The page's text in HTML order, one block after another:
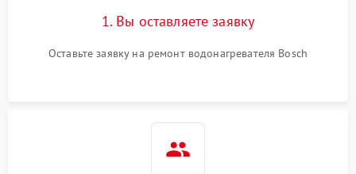
1. Вы оставляете заявку
Оставьте заявку на ремонт водонагревателя Bosch